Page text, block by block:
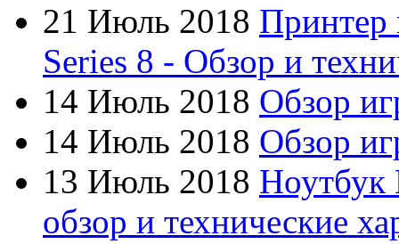
Dell(6)
Dex
Everest
Firtech(2)
Flyper(1)
Foxconn
21 Июль 2018 Принтер
Series 8 - Обзор и
14 Июль 2018 Обзор
14 Июль 2018 Обзор
13 Июль 2018 Ноутбук
обзор и технические